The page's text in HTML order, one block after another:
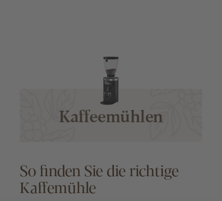
So finden Sie die richtige
Kaffemühle